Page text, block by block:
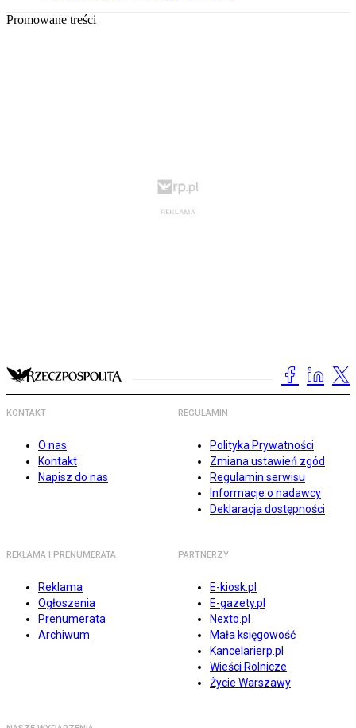
Promowane treści
KONTAKT
O nas
Kontakt
Napisz do nas
REGULAMIN
Polityka Prywatności
Zmiana ustawień zgód
Regulamin serwisu
Informacje o nadawcy
Deklaracja dostępności
REKLAMA I PRENUMERATA
Reklama
Ogłoszenia
Prenumerata
Archiwum
PARTNERZY
E-kiosk.pl
E-gazety.pl
Nexto.pl
Mała księgowość
Kancelarierp.pl
Wieści Rolnicze
Życie Warszawy